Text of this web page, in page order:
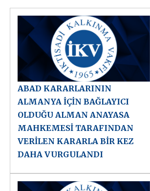
ABAD KARARLARININ
ALMANYA İÇİN BAĞLAYICI
OLDUĞU ALMAN ANAYASA
MAHKEMESİ TARAFINDAN
VERİLEN KARARLA BİR KEZ
DAHA VURGULANDI